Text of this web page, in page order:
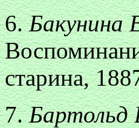
6.Бакунина
старина,
7.